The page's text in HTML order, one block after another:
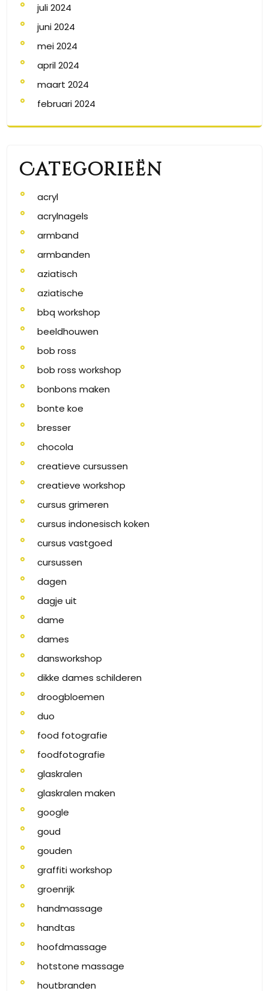
juli 2024
juni 2024
mei 2024
april 2024
maart 2024
februari 2024
Categorieën
acryl
acrylnagels
armband
armbanden
aziatisch
aziatische
bbq workshop
beeldhouwen
bob ross
bob ross workshop
bonbons maken
bonte koe
bresser
chocola
creatieve cursussen
creatieve workshop
cursus grimeren
cursus indonesisch koken
cursus vastgoed
cursussen
dagen
dagje uit
dame
dames
dansworkshop
dikke dames schilderen
droogbloemen
duo
food fotografie
foodfotografie
glaskralen
glaskralen maken
google
goud
gouden
graffiti workshop
groenrijk
handmassage
handtas
hoofdmassage
hotstone massage
houtbranden